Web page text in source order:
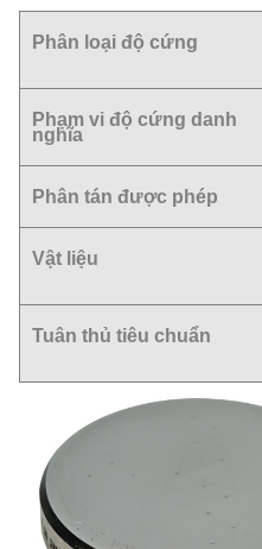
Phân loại độ cứng
Phạm vi độ cứng danh
nghĩa
Phân tán được phép
Vật liệu
Tuân thủ tiêu chuẩn